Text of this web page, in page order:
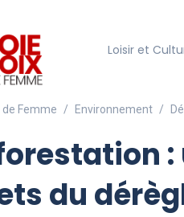
Loisir et
Femme Environnement
du